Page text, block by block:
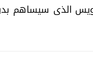
الذى سيساهم